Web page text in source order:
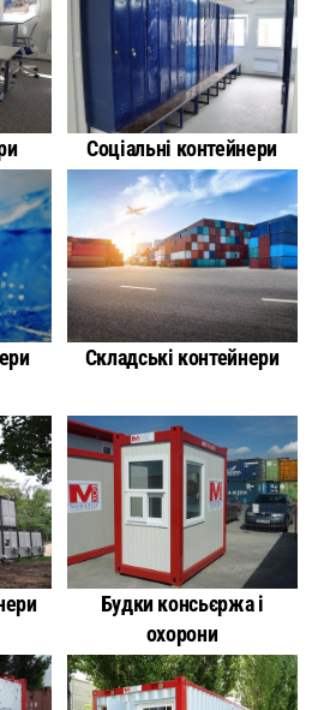
Соціальні контейнери
Складські контейнери
Будки консьєржа і
охорони